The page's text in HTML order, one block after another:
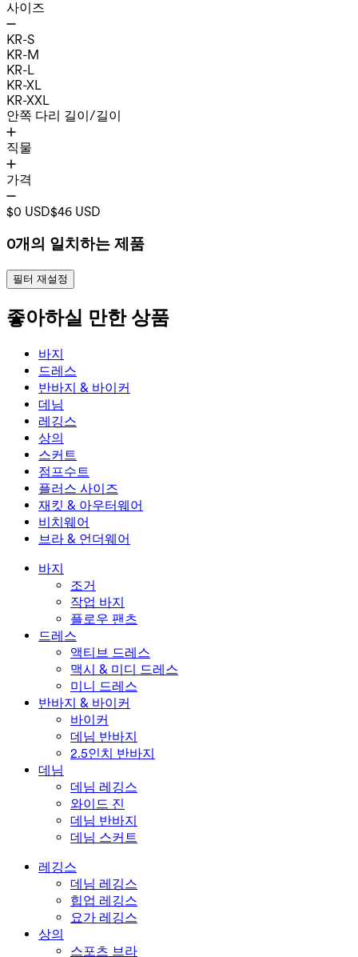
사이즈
KR-S
KR-M
KR-L
KR-XL
KR-XXL
안쪽 다리 길이/길이
직물
가격
$0 USD$46 USD
0개의 일치하는 제품
필터 재설정
좋아하실 만한 상품
바지
바지
조거
작업 바지
플로우 팬츠
드레스
드레스
액티브 드레스
맥시 & 미디 드레스
미니 드레스
반바지 & 바이커
반바지 & 바이커
바이커
데님 반바지
2.5인치 반바지
데님
데님
데님 레깅스
와이드 진
데님 반바지
데님 스커트
레깅스
레깅스
데님 레깅스
힙업 레깅스
요가 레깅스
상의
상의
스포츠 브라
티셔츠
스커트
스커트
액티브 스커트
미니 스커트
맥시 & 미디 스커트
점프수트
점프수트
오버롤
롬퍼
플러스 사이즈
플러스 사이즈
플러스 사이즈 하의
플러스 사이즈 상의
플러스 사이즈 드레스
재킷 & 아우터웨어
재킷 & 아우터웨어
재킷 & 아우터웨어
아우터웨어
비치웨어
비치웨어
수영복 상의
수영복 세트
브라 & 언더웨어
브라 & 언더웨어
언더웨어
바지
조거
작업 바지
플로우 팬츠
드레스
액티브 드레스
맥시 & 미디 드레스
미니 드레스
반바지 & 바이커
바이커
데님 반바지
2.5인치 반바지
데님
데님 레깅스
와이드 진
데님 반바지
데님 스커트
레깅스
데님 레깅스
힙업 레깅스
요가 레깅스
상의
스포츠 브라